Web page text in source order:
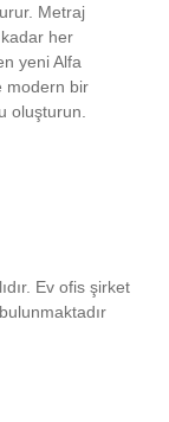
Metraj
her
yeni Alfa
modern bir
oluşturun.
Ev ofis şirket